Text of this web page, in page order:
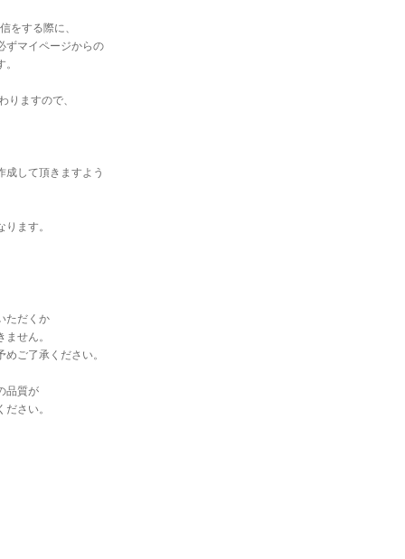
をする際に、
ずマイページからの
りますので、
成して頂きますよう
ます。
ただくか
せん。
ご了承ください。
品質が
さい。